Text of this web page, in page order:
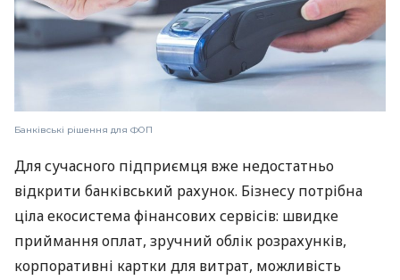
Банківські рішення для ФОП
Для сучасного підприємця вже недостатньо
відкрити банківський рахунок. Бізнесу потрібна
ціла екосистема фінансових сервісів: швидке
приймання оплат, зручний облік розрахунків,
корпоративні картки для витрат, можливість